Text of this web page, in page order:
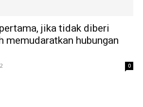
jika tidak diberi
memudaratkan hubungan
0